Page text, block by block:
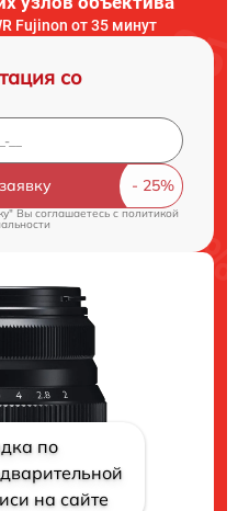
Fujinon от 35 минут
со
Вы соглашаетесь c политикой
по
на сайте